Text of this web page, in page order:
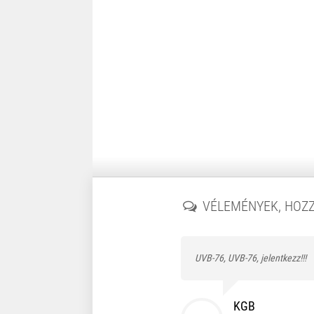
VÉLEMÉNYEK,
UVB-76, UVB-76, jelentkezz!!!
KGB